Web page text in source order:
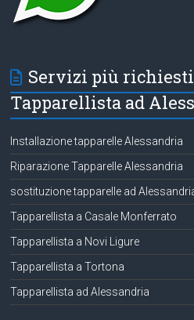
Servizi più
Tapparellista ad
Installazione tapparelle Alessandria
Riparazione Tapparelle Alessandria
sostituzione tapparelle ad
Tapparellista a Casale Monferrato
Tapparellista a Novi Ligure
Tapparellista a Tortona
Tapparellista ad Alessandria